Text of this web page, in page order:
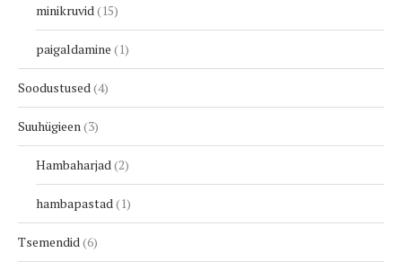
minikruvid 15
paigaldamine 1
Soodustused 4
Suuhügieen 3
Hambaharjad 2
hambapastad 1
Tsemendid 6